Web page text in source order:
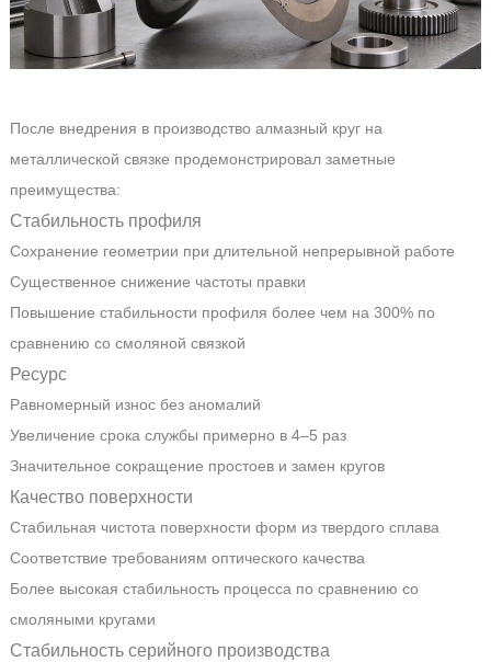
После внедрения в производство алмазный круг на
металлической связке продемонстрировал заметные
преимущества:
Стабильность профиля
Сохранение геометрии при длительной непрерывной работе
Существенное снижение частоты правки
Повышение стабильности профиля более чем на 300% по
сравнению со смоляной связкой
Ресурс
Равномерный износ без аномалий
Увеличение срока службы примерно в 4–5 раз
Значительное сокращение простоев и замен кругов
Качество поверхности
Стабильная чистота поверхности форм из твердого сплава
Соответствие требованиям оптического качества
Более высокая стабильность процесса по сравнению со
смоляными кругами
Стабильность серийного производства